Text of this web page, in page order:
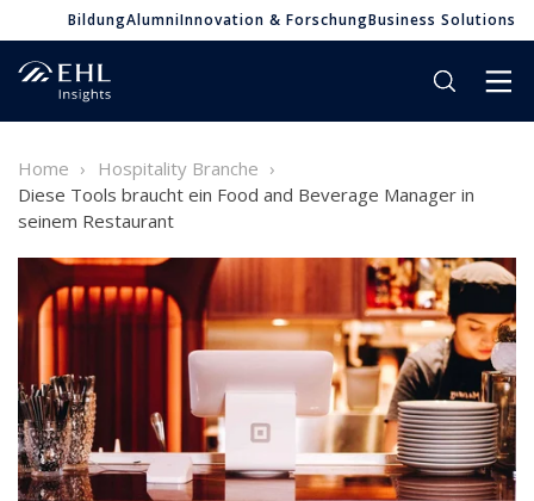
BildungAlumniInnovation & ForschungBusiness Solutions
Home
Hospitality Branche
Diese Tools braucht ein Food and Beverage Manager in
seinem Restaurant